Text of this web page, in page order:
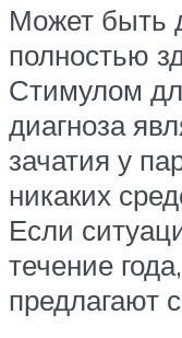
Может быть
полностью
Стимулом
диагноза
зачатия у
никаких
Если
течение
предлагают